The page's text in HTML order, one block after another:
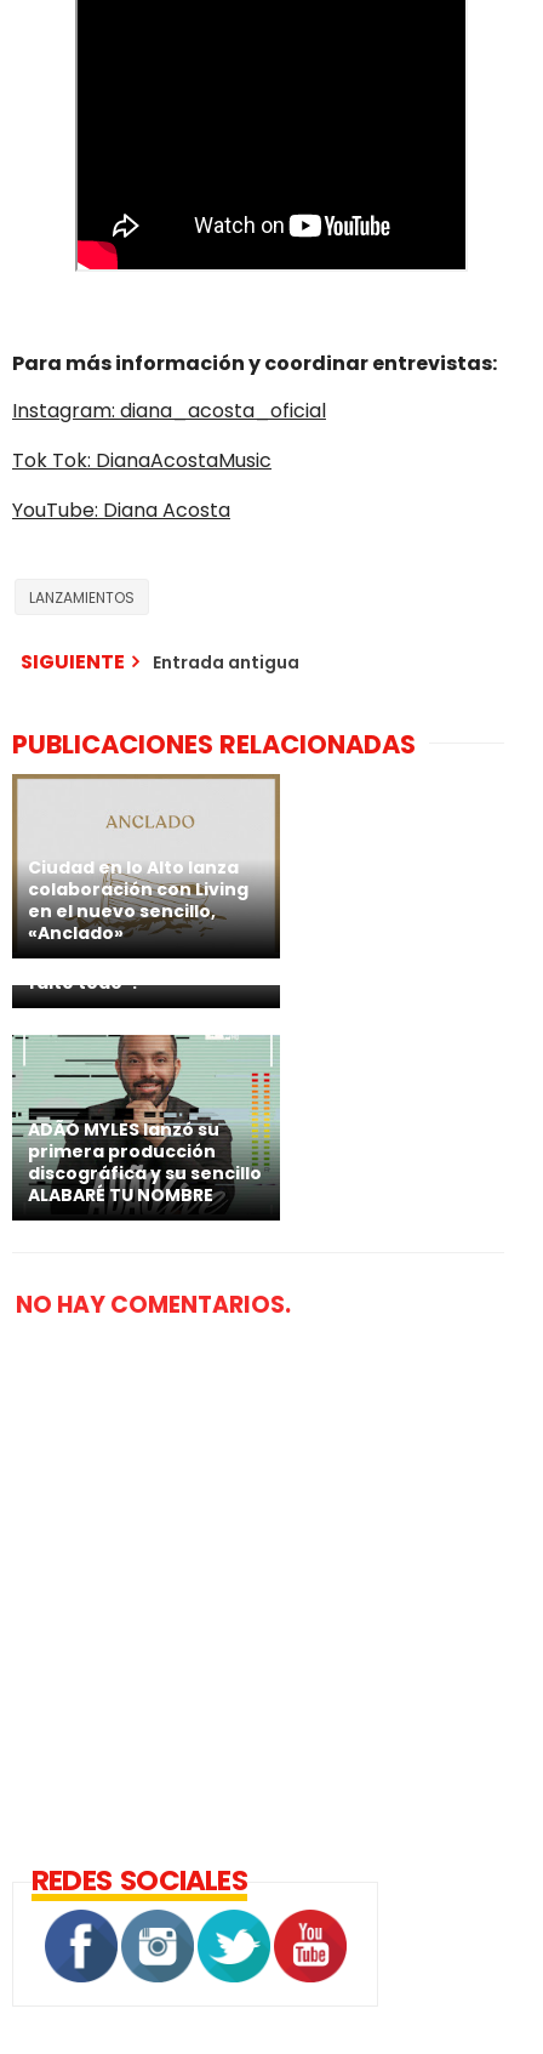
Para más información y coordinar entrevistas:
Instagram: diana_acosta_oficial
Tok Tok: DianaAcostaMusic
YouTube: Diana Acosta
LANZAMIENTOS
SIGUIENTE Entrada antigua
PUBLICACIONES RELACIONADAS
Ciudad en lo Alto lanza
colaboración con Living
en el nuevo sencillo,
«Anclado»
Danny Gomez presenta
nuevo sencillo
promocional “Que me
falte todo”.
ADÃO MYLES lanzó su
primera producción
discográfica y su sencillo
ALABARÉ TU NOMBRE
NO HAY COMENTARIOS.
REDES SOCIALES